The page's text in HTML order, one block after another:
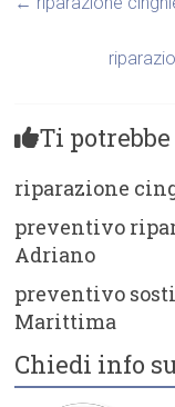
Ti
riparazione
preventivo
Adriano
preventivo
Marittima
Chiedi info